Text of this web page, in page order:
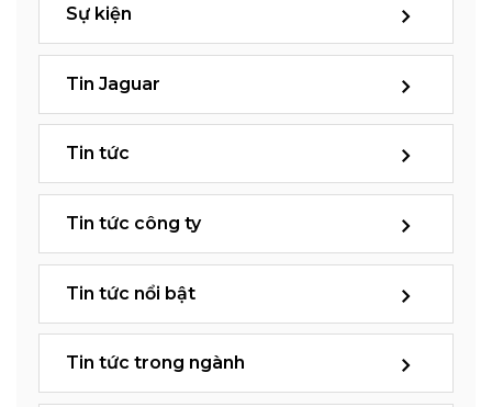
Sự kiện
Tin Jaguar
Tin tức
Tin tức công ty
Tin tức nổi bật
Tin tức trong ngành